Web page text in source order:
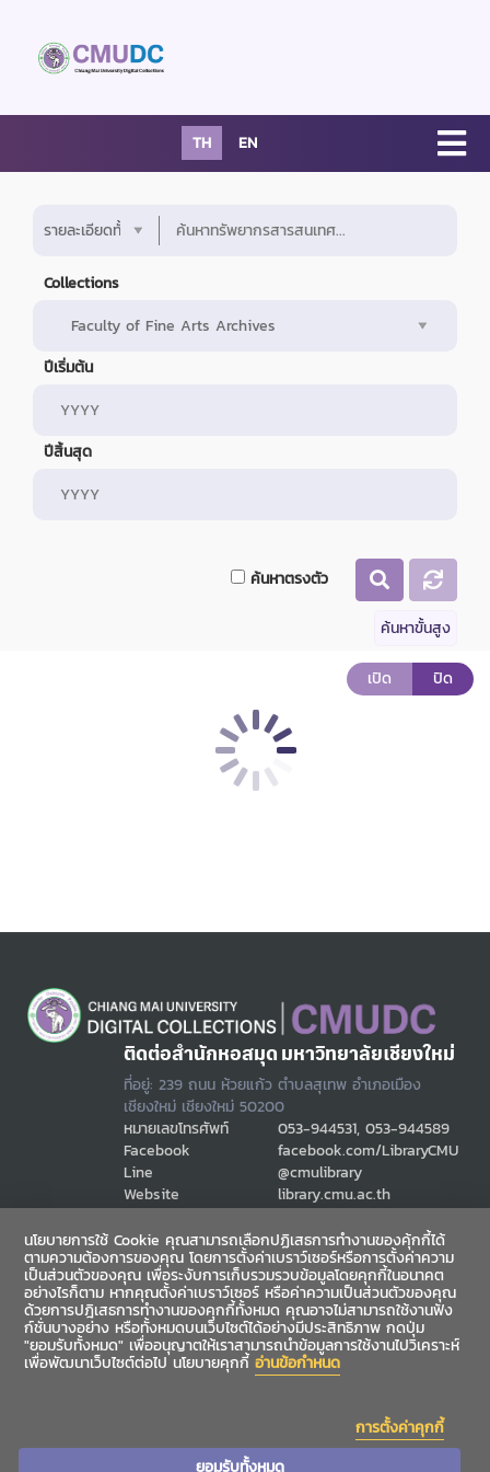
TH EN
Collections
ปีเริ่มต้น
ปีสิ้นสุด
ค้นหาตรงตัว
ค้นหาขั้นสูง
เปิด ปิด
ติดต่อสำนักหอสมุด มหาวิทยาลัยเชียงใหม่
ที่อยู่: 239 ถนน ห้วยแก้ว ตำบลสุเทพ อำเภอเมือง
เชียงใหม่ เชียงใหม่ 50200
หมายเลขโทรศัพท์ 053-944531, 053-944589
Facebook
facebook.com/LibraryCMU
Line
@cmulibrary
Website
library.cmu.ac.th
Email
cmulibref@cmu.ac.th
ช่องทางสื่อสาร
นโยบายการใช้ Cookie คุณสามารถเลือกปฏิเสธการทำงานของคุ้กกี้ได้
ตามความต้องการของคุณ โดยการตั้งค่าเบราว์เซอร์หรือการตั้งค่าความ
เป็นส่วนตัวของคุณ เพื่อระงับการเก็บรวมรวบข้อมูลโดยคุกกี้ในอนาคต
อย่างไรก็ตาม หากคุณตั้งค่าเบราว์เซอร์ หรือค่าความเป็นส่วนตัวของคุณ
ด้วยการปฎิเสธการทำงานของคุกกี้ทั้งหมด คุณอาจไม่สามารถใช้งานฟัง
ก์ชั่นบางอย่าง หรือทั้งหมดบนเว็บไซต์ได้อย่างมีประสิทธิภาพ กดปุ่ม
"ยอมรับทั้งหมด" เพื่ออนุญาตให้เราสามารถนำข้อมูลการใช้งานไปวิเคราะห์
เพื่อพัฒนาเว็บไซต์ต่อไป นโยบายคุกกี้อ่านข้อกำหนด
การตั้งค่าคุกกี้
ยอมรับทั้งหมด